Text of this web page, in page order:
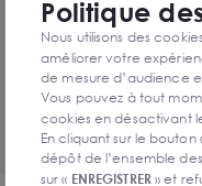
Toutes les
1 lot de 468m²
Voir le tableau
Politique
Nous utilisons des
améliorer votre
de mesure d’audience
Vous pouvez à tout
cookies en désactivant
En cliquant sur le bouton
dépôt de l’ensemble
sur « ENREGISTRER» et